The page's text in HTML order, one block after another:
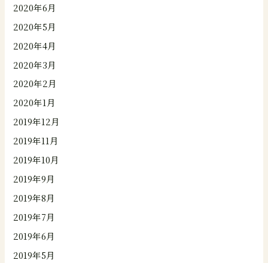
2020年6月
2020年5月
2020年4月
2020年3月
2020年2月
2020年1月
2019年12月
2019年11月
2019年10月
2019年9月
2019年8月
2019年7月
2019年6月
2019年5月